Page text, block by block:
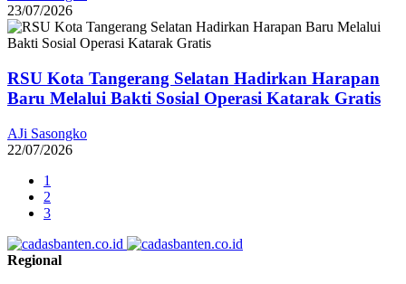
23/07/2026
RSU Kota Tangerang Selatan Hadirkan Harapan
Baru Melalui Bakti Sosial Operasi Katarak Gratis
AJi Sasongko
22/07/2026
1
2
3
Regional